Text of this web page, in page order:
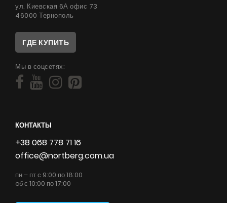
ул. Киевская 6А офис 73
46000 Тернополь
ГДЕ КУПИТЬ
Мы в соцсетях:
КОНТАКТЫ
+38 068 778 71 16
office@nortberg.com.ua
пн – пт с 9:00 по 18:00
cб с 10:00 по 17:00